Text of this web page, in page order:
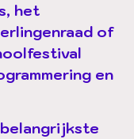
het
of
en